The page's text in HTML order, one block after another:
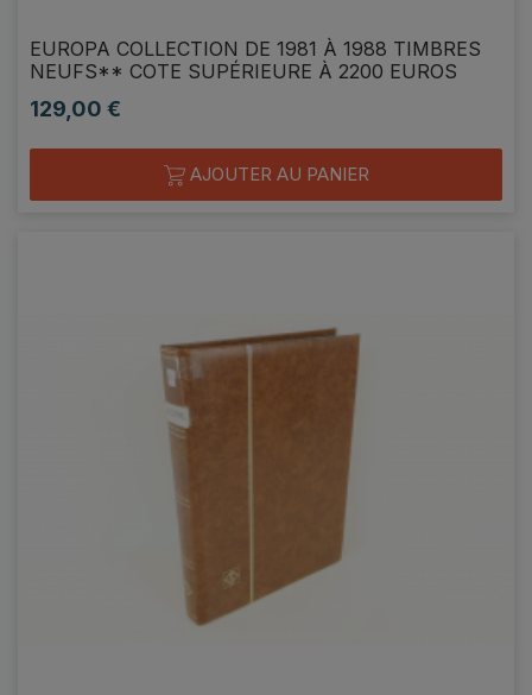
EUROPA COLLECTION DE 1981 À 1988 TIMBRES
NEUFS** COTE SUPÉRIEURE À 2200 EUROS
Prix
129,00 €
AJOUTER AU PANIER